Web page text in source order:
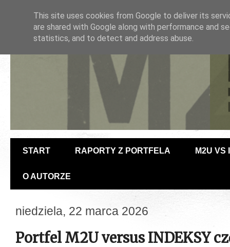
START RAPORTY Z PORTFELA M2U VS
O AUTORZE
niedziela, 22 marca 2026
Portfel M2U versus INDEKSY
This site uses cookies from Google to deliver its
are shared with Google along with performance and
statistics, and to detect and address abuse.